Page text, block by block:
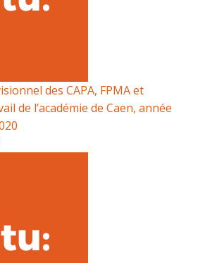
des CAPA, FPMA et
de l’académie de Caen, année